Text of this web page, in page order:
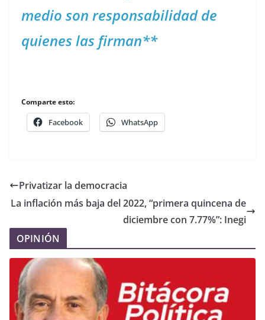
medio son responsabilidad de
quienes las firman**
Comparte esto:
Facebook WhatsApp
Privatizar la democracia
La inflación más baja del 2022, “primera quincena de
diciembre con 7.77%”: Inegi
OPINIÓN